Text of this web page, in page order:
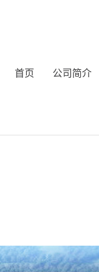
首页 公司简介